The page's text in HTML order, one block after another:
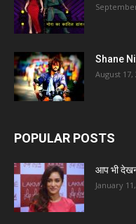
Shane
August 17,
POPULAR POSTS
आप भी
January